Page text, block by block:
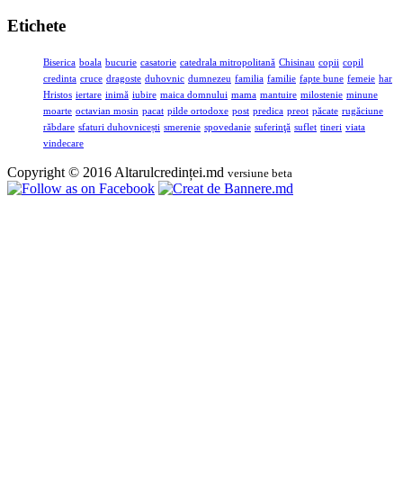
Etichete
Biserica boala bucurie casatorie catedrala mitropolitană Chisinau copii copil
credinta cruce dragoste duhovnic dumnezeu familia familie fapte bune femeie har
Hristos iertare inimă iubire maica domnului mama mantuire milostenie minune
moarte octavian mosin pacat pilde ortodoxe post predica preot păcate rugăciune
răbdare sfaturi duhovnicești smerenie spovedanie suferinţă suflet tineri viata
vindecare
Copyright © 2016 Altarulcredinței.md versiune beta